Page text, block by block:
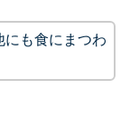
にも食にまつわ